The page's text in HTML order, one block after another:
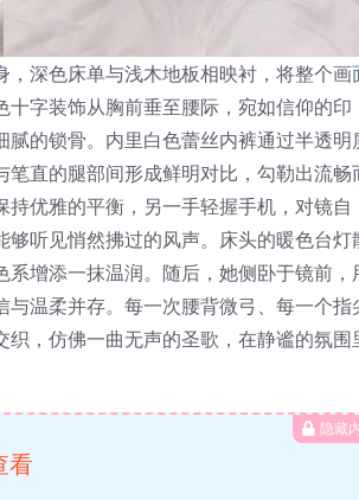
深色床单与浅木地板相映衬，将整个画
字装饰从胸前垂至腰际，宛如信仰的印
的锁骨。内里白色蕾丝内裤通过半透明
直的腿部间形成鲜明对比，勾勒出流畅
优雅的平衡，另一手轻握手机，对镜自
听见悄然拂过的风声。床头的暖色台灯
增添一抹温润。随后，她侧卧于镜前，
温柔并存。每一次腰背微弓、每一个指
，仿佛一曲无声的圣歌，在静谧的氛围
隐藏
看